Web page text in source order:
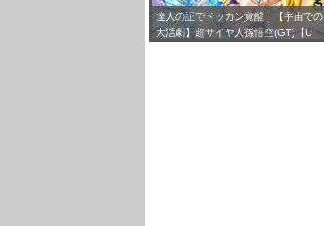
達人の証でドッカン覚醒！【宇宙での
大活劇】超サイヤ人孫悟空(GT)【U